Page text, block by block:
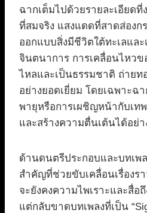
ฉากเต็มไปด้วยรายละเอียด
ที่สมจริง แสงแดดที่สาดส่อง
ออกแบบสิ่งมีชีวิตใต้ทะเลแล
จินตนาการ การเคลื่อนไหว
ไหลและเป็นธรรมชาติ ถ่าย
อย่างยอดเยี่ยม โดยเฉพาะฉ
พายุหรือการเผชิญหน้ากับเท
และสร้างความตื่นเต้นได้อย่า
ด้านดนตรีประกอบและบทเพ
สำคัญที่ช่วยขับเคลื่อนเรื่องร
จะยังคงความไพเราะและสื่อ
แต่กลับขาดบทเพลงที่เป็น